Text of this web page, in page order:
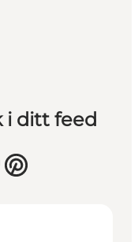
i ditt feed